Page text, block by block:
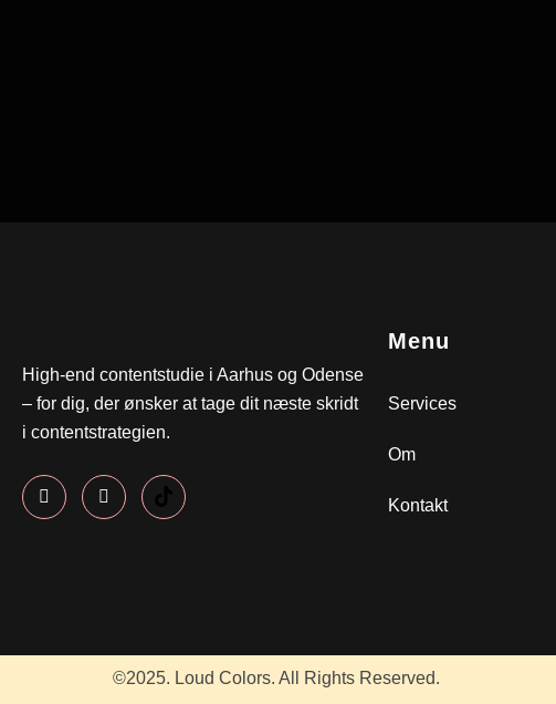
High-end contentstudie i Aarhus og Odense
– for dig, der ønsker at tage dit næste skridt
i contentstrategien.
Menu
Services
Om
Kontakt
©2025. Loud Colors. All Rights Reserved.